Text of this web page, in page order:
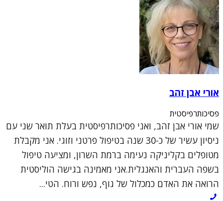
אורי אבן זהב
פסיכותרפיסטית
שמי אורי אבן זהב, ואני פסיכותרפיסטית בעלת תואר שני עם
ניסיון עשיר של כ-30 שנה בטיפול פרטני וזוגי. אני מקבלת
מטופלים בקליניקה נעימה ברמת השרון, ומציעה טיפול
בשפה העברית והאנגלית.אני מאמינה בגישה הוליסטית
הרואה את האדם כמכלול של גוף, נפש ורוח. הטי...